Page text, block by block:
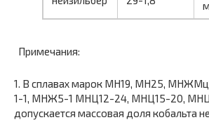
Примечания:
1. В сплавах марок MН19, МН25,
1-1, МНЖ5-1 МНЦ12-24, МНЦ15-20,
допускается массовая доля кобальта